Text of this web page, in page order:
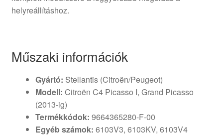
helyreállításhoz.
Műszaki információk
Gyártó: Stellantis (Citroën/Peugeot)
Modell: Citroën C4 Picasso I, Grand Picasso
(2013-ig)
Termékkódok: 9664365280-F-00
Egyéb számok: 6103V3, 6103KV, 6103V4